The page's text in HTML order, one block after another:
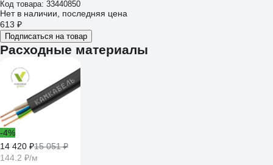
Код товара: 33440850
Нет в наличии, последняя цена
613 ₽
Подписаться на товар
Расходные материалы
-4%
14 420 ₽15 051 ₽
144.2 ₽/м